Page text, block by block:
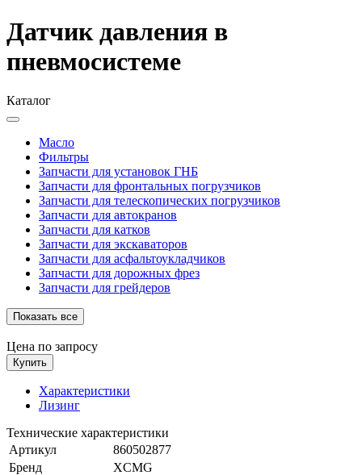
Датчик давления в
пневмосистеме
Каталог
Масло
Фильтры
Запчасти для установок ГНБ
Запчасти для фронтальных погрузчиков
Запчасти для телескопических погрузчиков
Запчасти для автокранов
Запчасти для катков
Запчасти для экскаваторов
Запчасти для асфальтоукладчиков
Запчасти для дорожных фрез
Запчасти для грейдеров
Показать все
Цена по запросу
Купить
Характеристики
Лизинг
Технические характеристики
Артикул
860502877
Бренд
XCMG